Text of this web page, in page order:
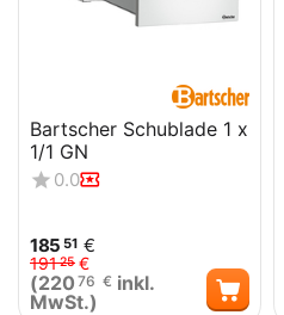
Bartscher Schublade 1 x
1/1 GN
0.0
185 51 €
19125 €
(220 76 € inkl.
MwSt.)